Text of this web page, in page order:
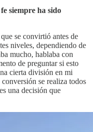
siempre ha sido
se convirtió antes de
niveles, dependiendo de
mucho, hablaba con
de preguntar si esto
cierta división en mi
se realiza todos
una decisión que